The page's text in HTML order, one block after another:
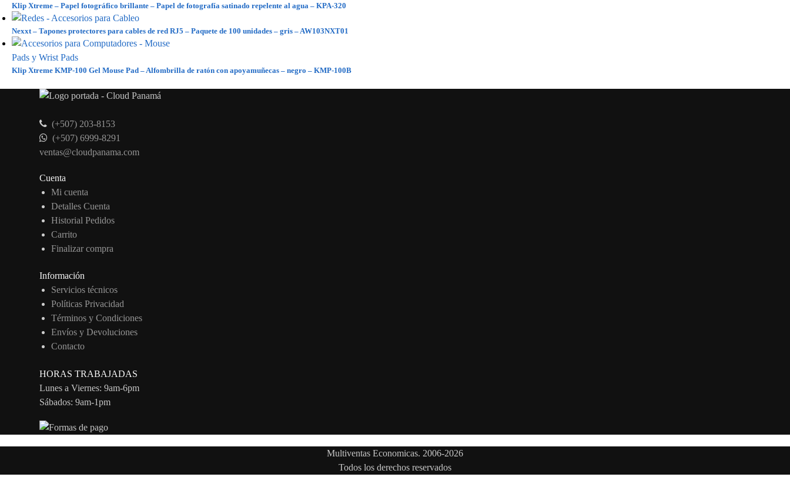
Klip Xtreme – Papel fotográfico brillante – Papel de fotografía satinado repelente al agua – KPA-320
Nexxt – Tapones protectores para cables de red RJ5 – Paquete de 100 unidades – gris – AW103NXT01
Klip Xtreme KMP-100 Gel Mouse Pad – Alfombrilla de ratón con apoyamuñecas – negro – KMP-100B
(+507) 203-8153
(+507) 6999-8291
ventas@cloudpanama.com
Cuenta
Mi cuenta
Detalles Cuenta
Historial Pedidos
Carrito
Finalizar compra
Información
Servicios técnicos
Políticas Privacidad
Términos y Condiciones
Envíos y Devoluciones
Contacto
HORAS TRABAJADAS
Lunes a Viernes: 9am-6pm
Sábados: 9am-1pm
Multiventas Economicas. 2006-2026
Todos los derechos reservados